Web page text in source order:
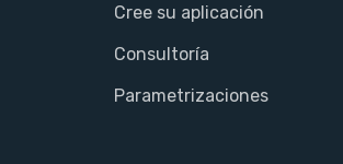
Cree su aplicación
Consultoría
Parametrizaciones